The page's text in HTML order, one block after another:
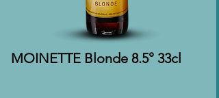
MOINETTE Blonde 8.5° 33cl